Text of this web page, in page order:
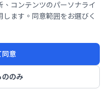
コンテンツのパーソナライ
ます。同意範囲をお選びく
同意
ののみ
に活用しません
し込む